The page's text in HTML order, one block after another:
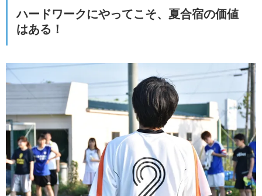
ハードワークにやってこそ、夏合宿の価値
はある！